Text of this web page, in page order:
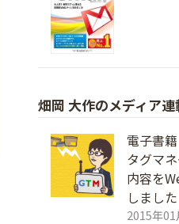
畑岡 大作のメディア
電子書
タグマ
内容を
しました
2015年01